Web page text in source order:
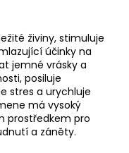
živiny, stimuluje
účinky na
jemné vrásky a
posiluje
stres a urychluje
má vysoký
prostředkem pro
a záněty.